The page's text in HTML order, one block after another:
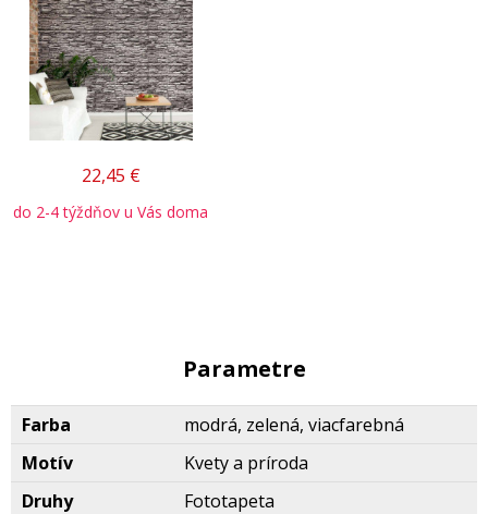
22,45 €
do 2-4 týždňov u Vás doma
Parametre
Farba
modrá, zelená, viacfarebná
Motív
Kvety a príroda
Druhy
Fototapeta